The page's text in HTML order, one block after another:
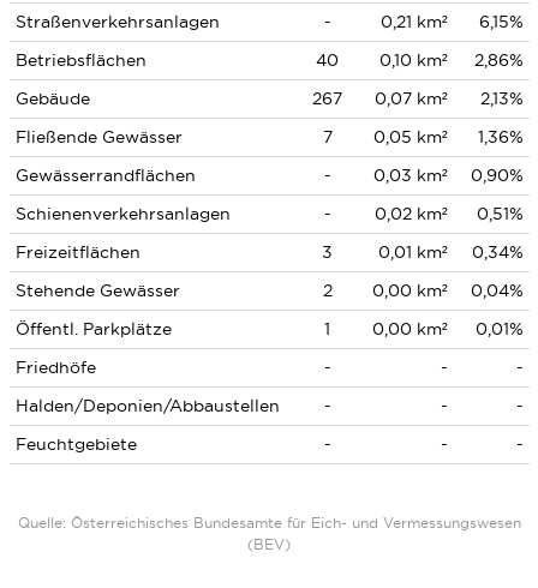
Straßenverkehrsanlagen - 0,21 km²
6,15%
Betriebsflächen
40 0,10 km²
2,86%
Gebäude
267 0,07 km²
2,13%
Fließende Gewässer
7 0,05 km²
1,36%
Gewässerrandflächen
- 0,03 km²
0,90%
Schienenverkehrsanlagen
- 0,02 km²
0,51%
Freizeitflächen
3 0,01 km²
0,34%
Stehende Gewässer
2 0,00 km²
0,04%
Öffentl. Parkplätze
1 0,00 km²
0,01%
Friedhöfe
- -
-
Halden/Deponien/Abbaustellen
- -
-
Feuchtgebiete
- - -
Quelle: Österreichisches Bundesamte für Eich- und Vermessungswesen
(BEV)